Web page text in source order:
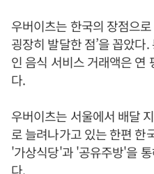
우버이츠는 한국의 장점으
굉장히 발달한 점’을 꼽았
인 음식 서비스 거래액은 연
다.
우버이츠는 서울에서 배달
로 늘려나가고 있는 한편 한
'가상식당'과 '공유주방'을
다.